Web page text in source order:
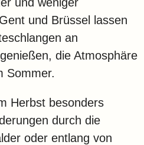
und Brüssel lassen
an
die Atmosphäre
Sommer.
Herbst besonders
durch die
oder entlang von